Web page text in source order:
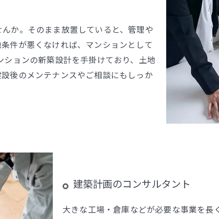
か。そのまま放置していると、管理や
件が悪くなければ、マンションとして
ョンの新築設計を手掛けており、土地
後のメンテナンスやご相談にもしっか
建築計画のコンサルタント
大きな工場・倉庫などが必要な事業を